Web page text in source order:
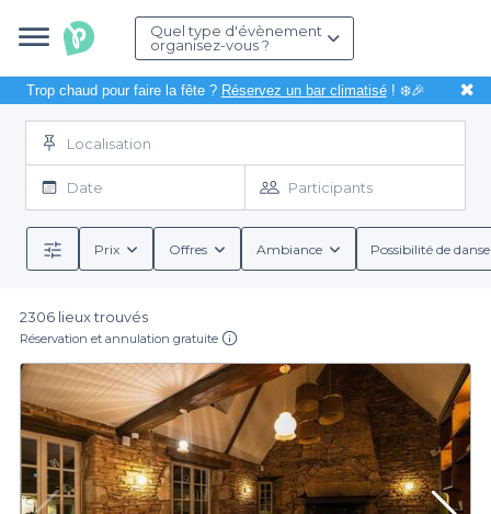
Quel type d'évènement
organisez-vous ?
Trop chaud pour faire la fête ? Réservez un bar climatisé! ❄️🎉 ✖
Localisation
Date Participants
Prix Offres Ambiance Possibilité de
2306 lieux trouvés
Réservation et annulation gratuite